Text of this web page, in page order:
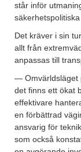
står inför
säkerhetspolitiska
Det kräver i sin
allt från
anpassas till
— Omvärldsläget
det finns ett ökat
effektivare
en förbättrad
ansvarig för
som också